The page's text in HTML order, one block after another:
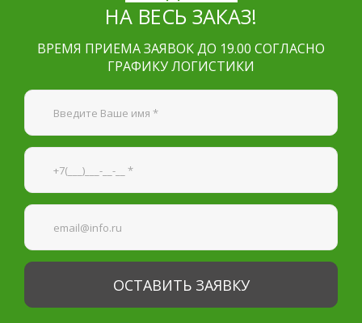
Я согласен наобработку персональных данных
НА ВЕСЬ ЗАКАЗ!
ВРЕМЯ ПРИЕМА ЗАЯВОК ДО 19.00 СОГЛАСНО
ГРАФИКУ ЛОГИСТИКИ